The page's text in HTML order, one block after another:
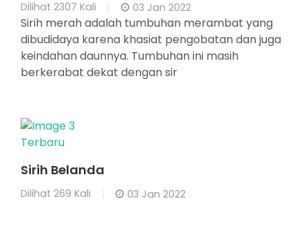
Dilihat 2307 Kali 03 Jan 2022
Sirih merah adalah tumbuhan merambat yang
dibudidaya karena khasiat pengobatan dan juga
keindahan daunnya. Tumbuhan ini masih
berkerabat dekat dengan sir
Terbaru
Sirih Belanda
Dilihat 269 Kali 03 Jan 2022